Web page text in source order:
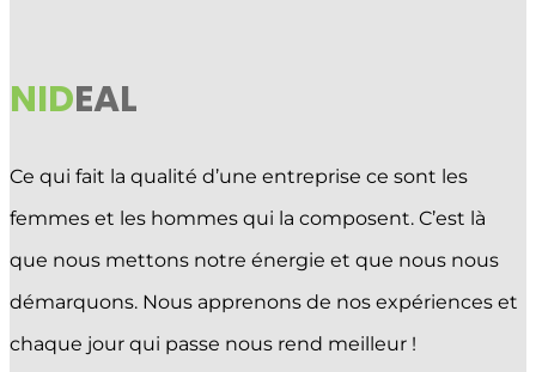
NIDEAL
Ce qui fait la qualité d’une entreprise ce sont les
femmes et les hommes qui la composent. C’est là
que nous mettons notre énergie et que nous nous
démarquons. Nous apprenons de nos expériences et
chaque jour qui passe nous rend meilleur !